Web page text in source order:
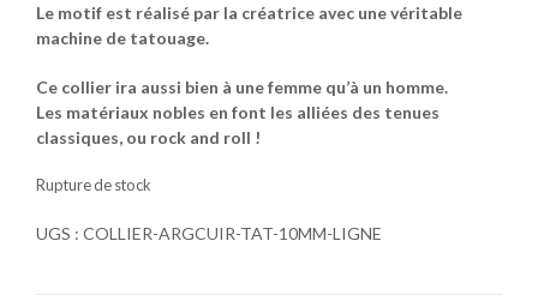
Le motif est réalisé par la créatrice avec une véritable
machine de tatouage.
Ce collier ira aussi bien à une femme qu’à un homme.
Les matériaux nobles en font les alliées des tenues
classiques, ou rock and roll !
Rupture de stock
UGS : COLLIER-ARGCUIR-TAT-10MM-LIGNE